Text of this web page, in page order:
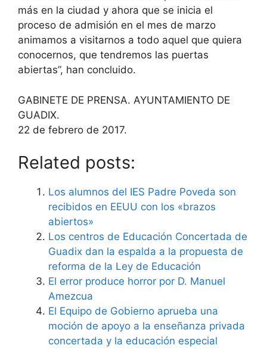
más en la ciudad y ahora que se inicia el
proceso de admisión en el mes de marzo
animamos a visitarnos a todo aquel que quiera
conocernos, que tendremos las puertas
abiertas”, han concluido.
GABINETE DE PRENSA. AYUNTAMIENTO DE
GUADIX.
22 de febrero de 2017.
Related posts:
Los alumnos del IES Padre Poveda son
recibidos en EEUU con los «brazos
abiertos»
Los centros de Educación Concertada de
Guadix dan la espalda a la propuesta de
reforma de la Ley de Educación
El error produce horror por D. Manuel
Amezcua
El Equipo de Gobierno aprueba una
moción de apoyo a la enseñanza privada
concertada y la educación especial